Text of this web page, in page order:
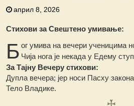
април 8, 2026
Стихови за Свештено умивање:
Б ог умива на вечери ученицима
Чија нога је некада у Едему
За Тајну Вечеру стихови:
Дупла вечера; јер носи Пасху
Тело Владике.